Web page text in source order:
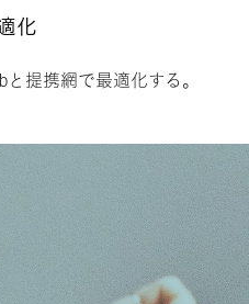
化
提携網で最適化する。